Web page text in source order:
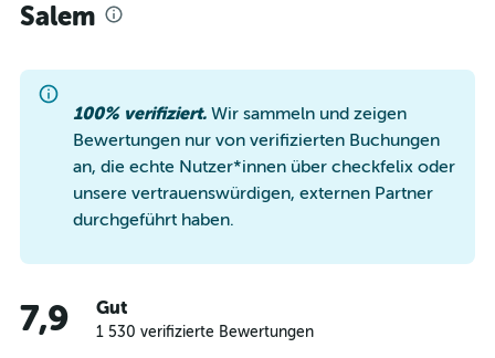
Salem
100% verifiziert. Wir sammeln und zeigen
Bewertungen nur von verifizierten Buchungen
an, die echte Nutzer*innen über checkfelix oder
unsere vertrauenswürdigen, externen Partner
durchgeführt haben.
7,9 Gut
1 530 verifizierte Bewertungen